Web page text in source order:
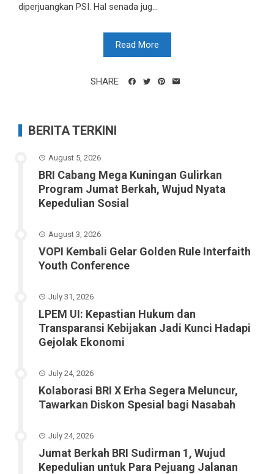
diperjuangkan PSI. Hal senada jug...
Read More
SHARE
BERITA TERKINI
August 5, 2026
BRI Cabang Mega Kuningan Gulirkan
Program Jumat Berkah, Wujud Nyata
Kepedulian Sosial
August 3, 2026
VOPI Kembali Gelar Golden Rule Interfaith
Youth Conference
July 31, 2026
LPEM UI: Kepastian Hukum dan
Transparansi Kebijakan Jadi Kunci Hadapi
Gejolak Ekonomi
July 24, 2026
Kolaborasi BRI X Erha Segera Meluncur,
Tawarkan Diskon Spesial bagi Nasabah
July 24, 2026
Jumat Berkah BRI Sudirman 1, Wujud
Kepedulian untuk Para Pejuang Jalanan